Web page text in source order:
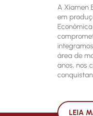
em
com
para
A Xiamen
em
área de
anos, nos
LEIA